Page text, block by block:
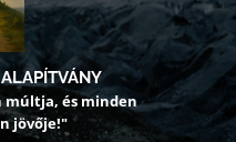
múltja, és minden
jövője!"